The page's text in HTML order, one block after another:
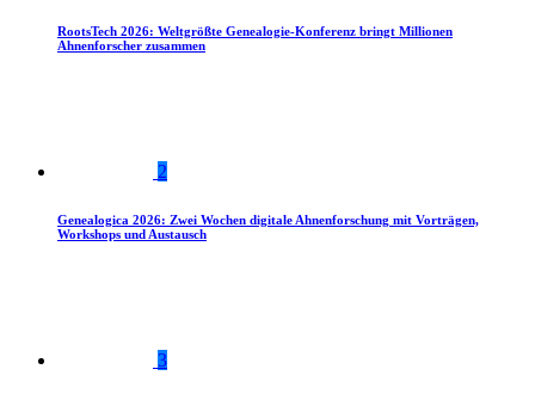
RootsTech 2026: Weltgrößte Genealogie-Konferenz bringt Millionen
Ahnenforscher zusammen
2
Genealogica 2026: Zwei Wochen digitale Ahnenforschung mit Vorträgen,
Workshops und Austausch
3